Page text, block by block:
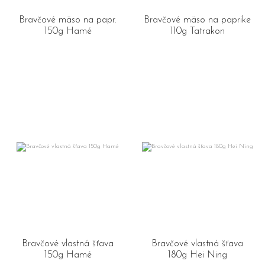
Bravčové mäso na papr.
150g Hamé
Bravčové mäso na paprike
110g Tatrakon
Bravčové vlastná šťava
150g Hamé
Bravčové vlastná šťava
180g Hei Ning